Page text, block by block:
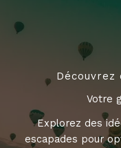
contenu
Découvrez
Votre
Explorez des
escapades pour